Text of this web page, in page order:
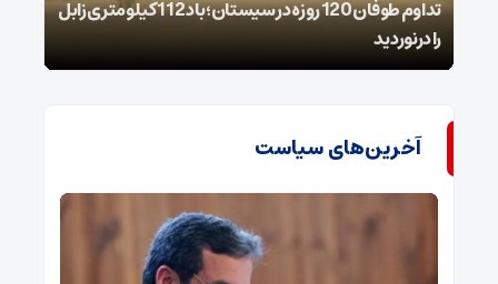
تداوم طوفان 120 روزه در سیستان؛ باد 112 کیلومتری ‌زابل
را درنوردید
آخرین‌های سیاست